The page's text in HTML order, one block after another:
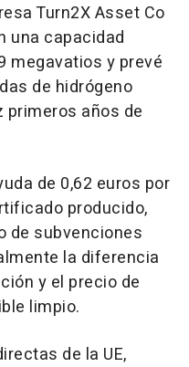
Turn2X Asset Co
una capacidad
megavatios y prevé
de hidrógeno
primeros años de
de 0,62 euros por
producido,
de subvenciones
la diferencia
y el precio de
limpio.
de la UE,